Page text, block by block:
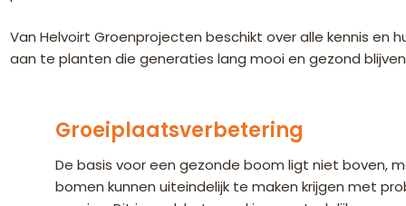
Van Helvoirt Groenprojecten beschikt over alle kennis en
aan te planten die generaties lang mooi en gezond
Groeiplaatsverbetering
De basis voor een gezonde boom ligt niet boven,
bomen kunnen uiteindelijk te maken krijgen met